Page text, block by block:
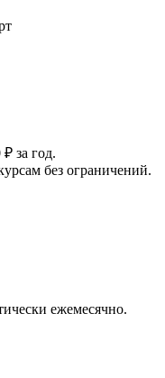
за год.
без ограничений.
ежемесячно.